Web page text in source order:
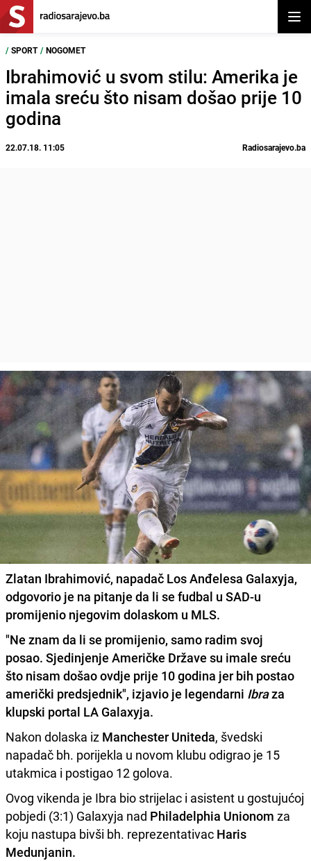
/ SPORT / NOGOMET
Ibrahimović u svom stilu: Amerika je
imala sreću što nisam došao prije 10
godina
22.07.18. 11:05 Radiosarajevo.ba
Zlatan Ibrahimović, napadač Los Anđelesa Galaxyja,
odgovorio je na pitanje da li se fudbal u SAD-u
promijenio njegovim dolaskom u MLS.
"Ne znam da li se promijenio, samo radim svoj
posao. Sjedinjenje Američke Države su imale sreću
što nisam došao ovdje prije 10 godina jer bih postao
američki predsjednik", izjavio je legendarni Ibraza
klupski portal LA Galaxyja.
Nakon dolaska iz Manchester Uniteda, švedski
napadač bh. porijekla u novom klubu odigrao je 15
utakmica i postigao 12 golova.
Ovog vikenda je Ibra bio strijelac i asistent u gostujućoj
pobjedi (3:1) Galaxyja nad Philadelphia Unionom za
koju nastupa bivši bh. reprezentativac Haris
Medunjanin.